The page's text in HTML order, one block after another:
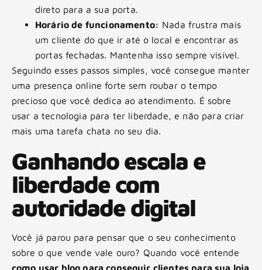
direto para a sua porta.
Horário de funcionamento: Nada frustra mais
um cliente do que ir até o local e encontrar as
portas fechadas. Mantenha isso sempre visível.
Seguindo esses passos simples, você consegue manter
uma presença online forte sem roubar o tempo
precioso que você dedica ao atendimento. É sobre
usar a tecnologia para ter liberdade, e não para criar
mais uma tarefa chata no seu dia.
Ganhando escala e
liberdade com
autoridade digital
Você já parou para pensar que o seu conhecimento
sobre o que vende vale ouro? Quando você entende
como usar blog para conseguir clientes para sua loja